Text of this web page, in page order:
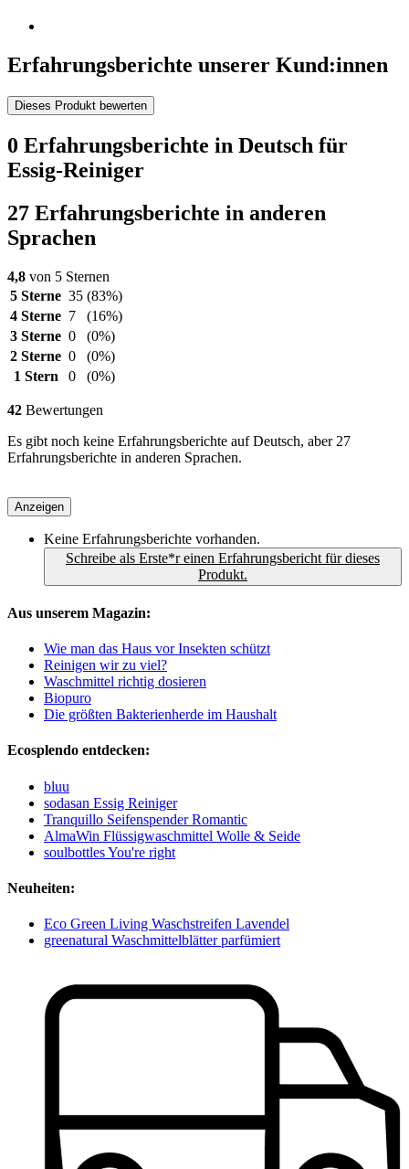
Erfahrungsberichte unserer Kund:innen
Dieses Produkt bewerten
0 Erfahrungsberichte in Deutsch für
Essig-Reiniger
27 Erfahrungsberichte in anderen
Sprachen
4,8 von 5 Sternen
5 Sterne 35 (83%)
4 Sterne 7
(16%)
3 Sterne 0
(0%)
2 Sterne 0
(0%)
1 Stern
0 (0%)
42 Bewertungen
Es gibt noch keine Erfahrungsberichte auf Deutsch, aber 27
Erfahrungsberichte in anderen Sprachen.
Anzeigen
Keine Erfahrungsberichte vorhanden.
Schreibe als Erste*r einen Erfahrungsbericht für dieses
Produkt.
Aus unserem Magazin:
Wie man das Haus vor Insekten schützt
Reinigen wir zu viel?
Waschmittel richtig dosieren
Biopuro
Die größten Bakterienherde im Haushalt
Ecosplendo entdecken:
bluu
sodasan Essig Reiniger
Tranquillo Seifenspender Romantic
AlmaWin Flüssigwaschmittel Wolle & Seide
soulbottles You're right
Neuheiten:
Eco Green Living Waschstreifen Lavendel
greenatural Waschmittelblätter parfümiert